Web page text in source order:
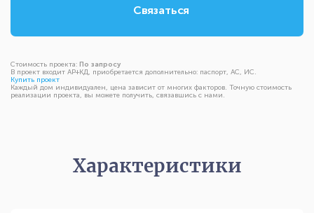
Связаться
Стоимость проекта: По запросу
В проект входит АР+КД, приобретается дополнительно: паспорт, АС, ИС.
Купить проект
Каждый дом индивидуален, цена зависит от многих факторов. Точную стоимость
реализации проекта, вы можете получить, связавшись с нами.
Характеристики